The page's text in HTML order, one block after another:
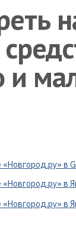
и
«Новгород.ру» в
в
«Новгород.ру» в